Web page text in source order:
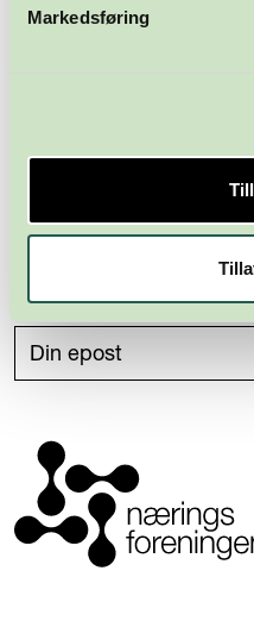
Markedsføring
Meld deg på